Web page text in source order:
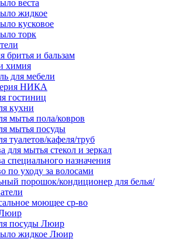
веста
жидкое
кусковое
торк
бритья и бальзам
химия
для мебели
НИКА
гостиниц
кухни
мытья пола/ковров
мытья посуды
туалетов/кафеля/труб
для мытья стекол и зеркал
специального назначения
по уходу за волосами
порошок/кондиционер для белья/
моющее ср-во
посуды Люир
жидкое Люир